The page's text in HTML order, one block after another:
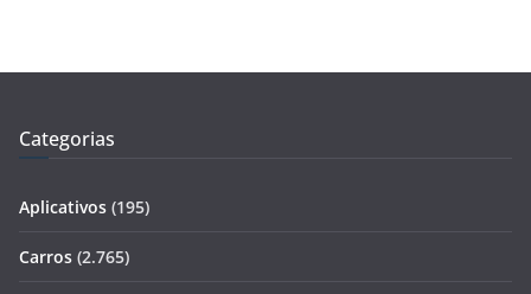
Categorias
Aplicativos (195)
Carros (2.765)